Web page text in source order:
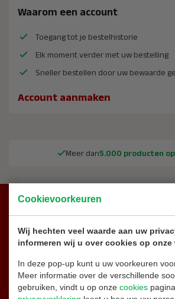
Cookievoorkeuren
Wij hechten veel waarde aan uw
informeren wij u over cookies op onze
In deze pop-up kunt u uw voorkeuren
Meer informatie over de verschillende
gebruiken, vindt u op onze cookies
Waarom een account
Toegang tot je bestelhistorie
Elk moment verder met uw bestelling
Sneller bestellen door uw bewaarde
Account aanmaken
Meer dan5.000 producten op
Onze support staat 24/7 voor u klaar
info@brandblussershop.nl